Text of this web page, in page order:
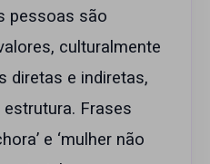
pessoas são
culturalmente
diretas e indiretas,
Frases
e ‘mulher não